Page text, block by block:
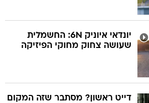
יונדאי איוניק 6N: החשמלית
שעושה צחוק מחוקי הפיזיקה
דייט ראשון? מסתבר שזה המקום